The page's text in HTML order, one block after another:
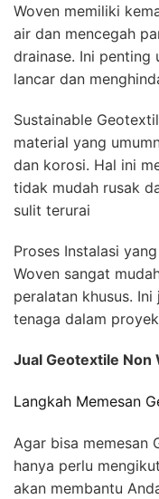
Woven memiliki
air dan mencegah
drainase. Ini penting
lancar dan
Sustainable
material yang
dan korosi. Hal ini
tidak mudah rusak
sulit terurai
Proses Instalasi
Woven sangat
peralatan khusus.
tenaga dalam
Jual Geotextile Non
Langkah Memesan
Agar bisa memesan
hanya perlu
akan membantu